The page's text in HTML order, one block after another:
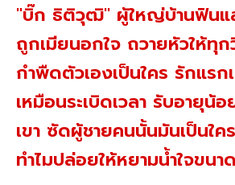
"บิ๊ก ธิติวุฒิ" ผู้ใหญ่บ้านฟินแ
ถูกเมียนอกใจ ถวายหัวให้ทุก
กำพืดตัวเองเป็นใคร รักแร
เหมือนระเบิดเวลา รับอายุน้
เขา ซัดผู้ชายคนนั้นมันเป็นใ
ทำไมปล่อยให้หยามน้ำใจขน